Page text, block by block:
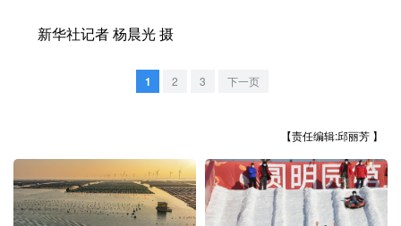
天津 河北
江苏
安徽 福建 江西
山东 河南 湖北 湖南
新华社记者 杨晨光 摄
1 2 3 下一页
【责任编辑:邱丽芳 】